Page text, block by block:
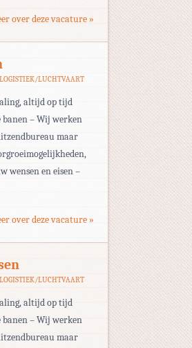
over deze vacature »
LUCHTVAART
altijd op tijd
– Wij werken
maar
wensen en eisen –
over deze vacature »
LUCHTVAART
altijd op tijd
– Wij werken
maar